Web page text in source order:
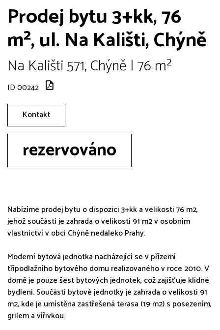
Prodej bytu 3+kk, 76
m², ul. Na Kališti, Chýně
Na Kališti 571, Chýně | 76 m²
ID 00242
Kontakt
rezervováno
Nabízíme prodej bytu o dispozici 3+kk a velikosti 76 m2,
jehož součástí je zahrada o velikosti 91 m2 v osobním
vlastnictví v obci Chýně nedaleko Prahy.
Moderní bytová jednotka nacházející se v přízemí
třípodlažního bytového domu realizovaného v roce 2010. V
domě je pouze šest bytových jednotek, což zajišťuje klidné
bydlení. Součástí bytové jednotky je zahrada o velikosti 91
m2, kde je umístěna zastřešená terasa (19 m2) s posezením,
grilem a vířivkou.